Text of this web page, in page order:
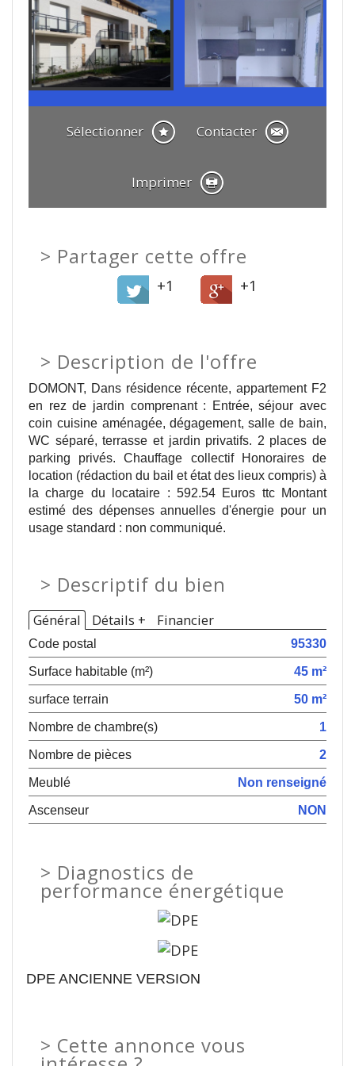
Sélectionner Contacter
Imprimer
Partager cette offre
+1 +1
> Description de l'offre
DOMONT, Dans résidence récente, appartement F2
en rez de jardin comprenant : Entrée, séjour avec
coin cuisine aménagée, dégagement, salle de bain,
WC séparé, terrasse et jardin privatifs. 2 places de
parking privés. Chauffage collectif Honoraires de
location (rédaction du bail et état des lieux compris) à
la charge du locataire : 592.54 Euros ttc Montant
estimé des dépenses annuelles d'énergie pour un
usage standard : non communiqué.
> Descriptif du bien
Général Détails + Financier
Code postal
95330
Surface habitable (m²)
45 m²
surface terrain
50 m²
Nombre de chambre(s)
1
Nombre de pièces
2
Meublé
Non renseigné
Ascenseur
NON
> Diagnostics de
performance énergétique
DPE ANCIENNE VERSION
> Cette annonce vous